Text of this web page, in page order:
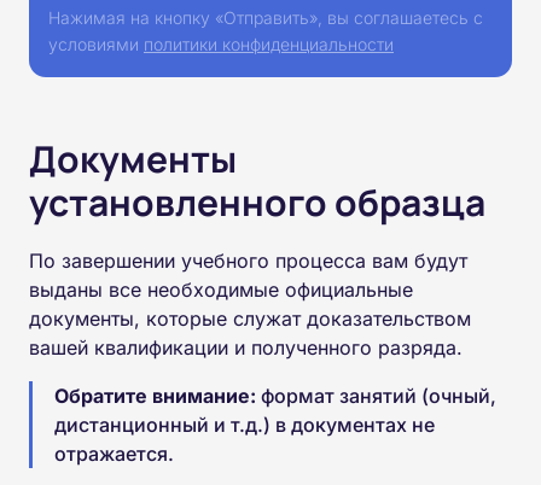
Нажимая на кнопку «Отправить», вы соглашаетесь с
условиями политики конфиденциальности
Документы
установленного образца
По завершении учебного процесса вам будут
выданы все необходимые официальные
документы, которые служат доказательством
вашей квалификации и полученного разряда.
Обратите внимание: формат занятий (очный,
дистанционный и т.д.) в документах не
отражается.